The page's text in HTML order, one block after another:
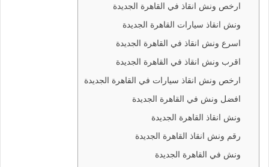
ارخص ونش انقاذ في القاهرة الجديدة
ونش انقاذ سيارات القاهرة الجديدة
اسرع ونش انقاذ في القاهرة الجديدة
اقرب ونش انقاذ في القاهرة الجديدة
ارخص ونش انقاذ سيارات في القاهرة الجديدة
افضل ونش في القاهرة الجديدة
ونش انقاذ القاهرة الجديدة
رقم ونش انقاذ القاهرة الجديدة
ونش في القاهرة الجديدة